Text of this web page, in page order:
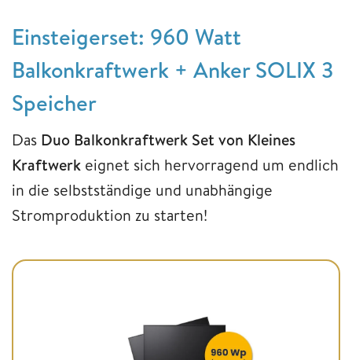
Einsteigerset: 960 Watt
Balkonkraftwerk + Anker SOLIX 3
Speicher
Das Duo Balkonkraftwerk Set von Kleines
Kraftwerk eignet sich hervorragend um endlich
in die selbstständige und unabhängige
Stromproduktion zu starten!